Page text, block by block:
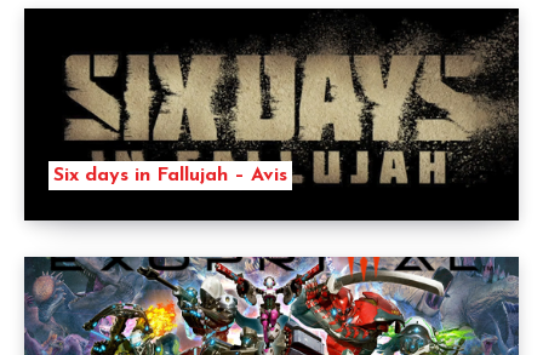
Six days in Fallujah – Avis